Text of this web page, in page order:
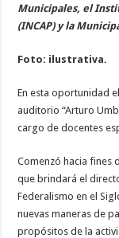
Municipales, el
(INCAP) y la
Foto: ilustrativa.
En esta oportunidad
auditorio “Arturo
cargo de docentes
Comenzó hacia fines
que brindará el
Federalismo en el
nuevas maneras de
propósitos de la